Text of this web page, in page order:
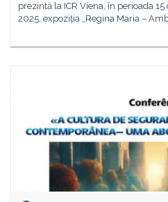
prezintă la ICR Viena, în perioada
2025, expoziția „Regina Maria –